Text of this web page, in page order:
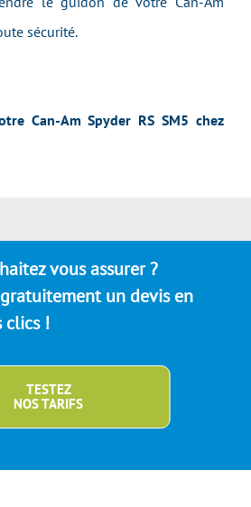
sécurité.
Can-Am Spyder RS SM5 chez
vous assurer ?
un devis en
clics !
TESTEZ
NOS TARIFS